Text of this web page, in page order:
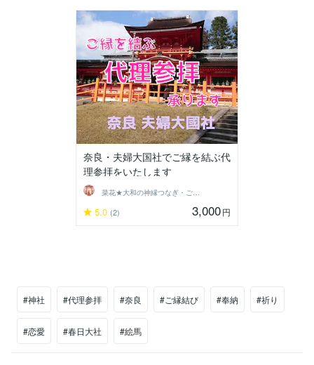
奈良・夫婦大国社でご縁を結ぶ代
理参拝をいたします
菜花★大和の神縁つなぎ・ご縁結び師★
5.0 (2) 3,000円
#神社 #代理参拝 #奈良 #ご縁結び #奉納 #祈り
#恋愛 #春日大社 #絵馬